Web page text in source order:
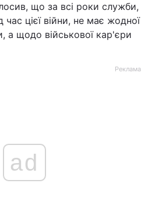
що за всі роки служби,
час цієї війни, не має жодної
а щодо військової кар'єри
Реклама
ad